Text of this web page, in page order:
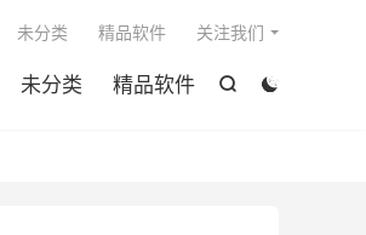


未分类 精品软件
未分类 精品软件 关注我们